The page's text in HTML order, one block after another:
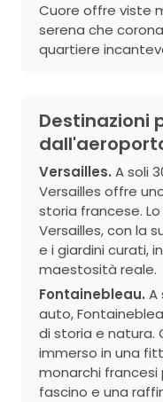
Cuore offre viste
serena che
quartiere
Destinazioni
Versailles. A soli
Versailles offre
storia francese.
Versailles, con la
e i giardini curati,
maestosità reale.
Fontainebleau. A
auto,
di storia e natura.
immerso in una
monarchi francesi
fascino e una